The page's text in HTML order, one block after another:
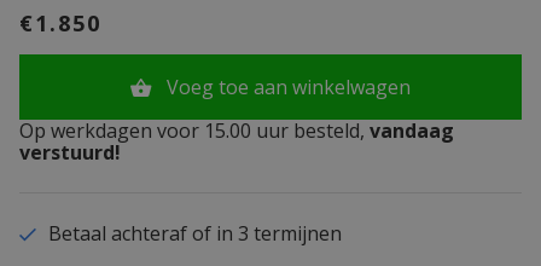
€1.850
Voeg toe aan winkelwagen
Op werkdagen voor 15.00 uur besteld, vandaag
verstuurd!
Betaal achteraf of in 3 termijnen